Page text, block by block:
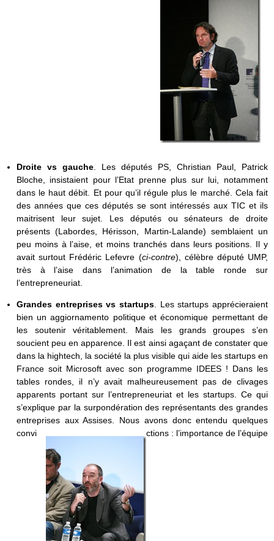
Droite vs gauche. Les députés PS, Christian Paul, Patrick
Bloche, insistaient pour l’Etat prenne plus sur lui, notamment
dans le haut débit. Et pour qu’il régule plus le marché. Cela fait
des années que ces députés se sont intéressés aux TIC et ils
maitrisent leur sujet. Les députés ou sénateurs de droite
présents (Labordes, Hérisson, Martin-Lalande) semblaient un
peu moins à l’aise, et moins tranchés dans leurs positions. Il y
avait surtout Frédéric Lefevre (ci-contre), célèbre député UMP,
très à l’aise dans l’animation de la table ronde sur
l’entrepreneuriat.
Grandes entreprises vs startups. Les startups apprécieraient
bien un aggiornamento politique et économique permettant de
les soutenir véritablement. Mais les grands groupes s’en
soucient peu en apparence. Il est ainsi agaçant de constater que
dans la hightech, la société la plus visible qui aide les startups en
France soit Microsoft avec son programme IDEES ! Dans les
tables rondes, il n’y avait malheureusement pas de clivages
apparents portant sur l’entrepreneuriat et les startups. Ce qui
s’explique par la surpondération des représentants des grandes
entreprises aux Assises. Nous avons donc entendu quelques
convi
ctions : l’importance de l’équipe